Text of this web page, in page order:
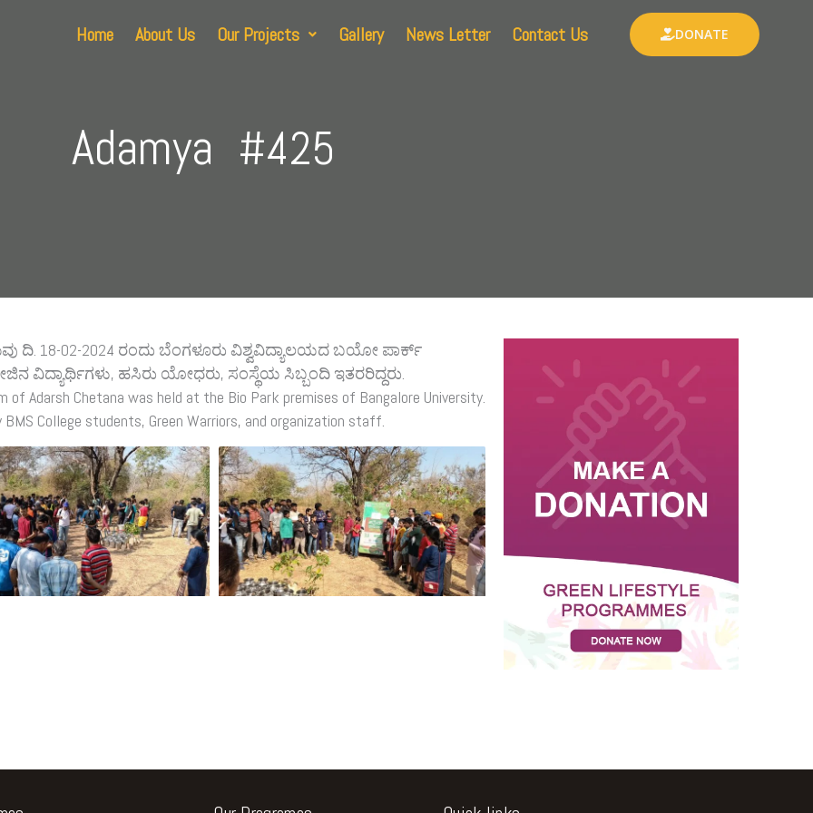
Home About Us Our Projects Gallery News Letter Contact Us DONATE
Adamya #425
ದಿ. 18-02-2024 ರಂದು ಬೆಂಗಳೂರು ವಿಶ್ವವಿದ್ಯಾಲಯದ ಬಯೋ ಪಾರ್ಕ್
ವಿದ್ಯಾರ್ಥಿಗಳು, ಹಸಿರು ಯೋಧರು, ಸಂಸ್ಥೆಯ ಸಿಬ್ಬಂದಿ ಇತರರಿದ್ದರು.
of Adarsh Chetana was held at the Bio Park premises of Bangalore University.
College students, Green Warriors, and organization staff.